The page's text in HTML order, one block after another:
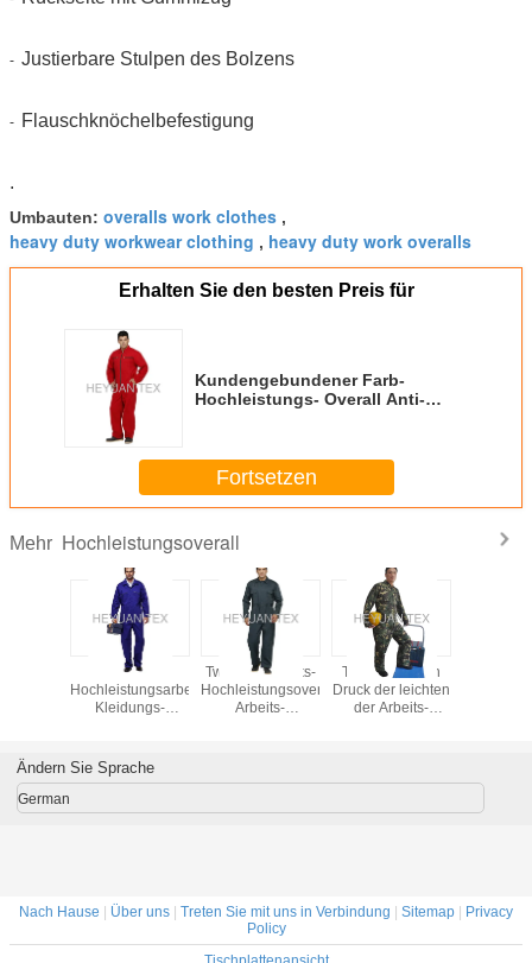
- Justierbare Stulpen des Bolzens
- Flauschknöchelbefestigung
.
Umbauten: overalls work clothes ,
heavy duty workwear clothing , heavy duty work overalls
Erhalten Sie den besten Preis für
Kundengebundener Farb-
Hochleistungs- Overall Anti-
Fortsetzen
Mehr Hochleistungsoverall
Industrielle
Hochleistungsarbeitskleidungs-
Kleidungs-
mit mehrfachen
Taschen
Twill-Sicherheits-
Hochleistungsoverall-
Arbeits-
Tarnen Sie den
Druck der leichten
der Arbeits-
Ändern Sie Sprache
German
Nach Hause Über uns Treten Sie mit uns in Verbindung Sitemap
Privacy
Policy